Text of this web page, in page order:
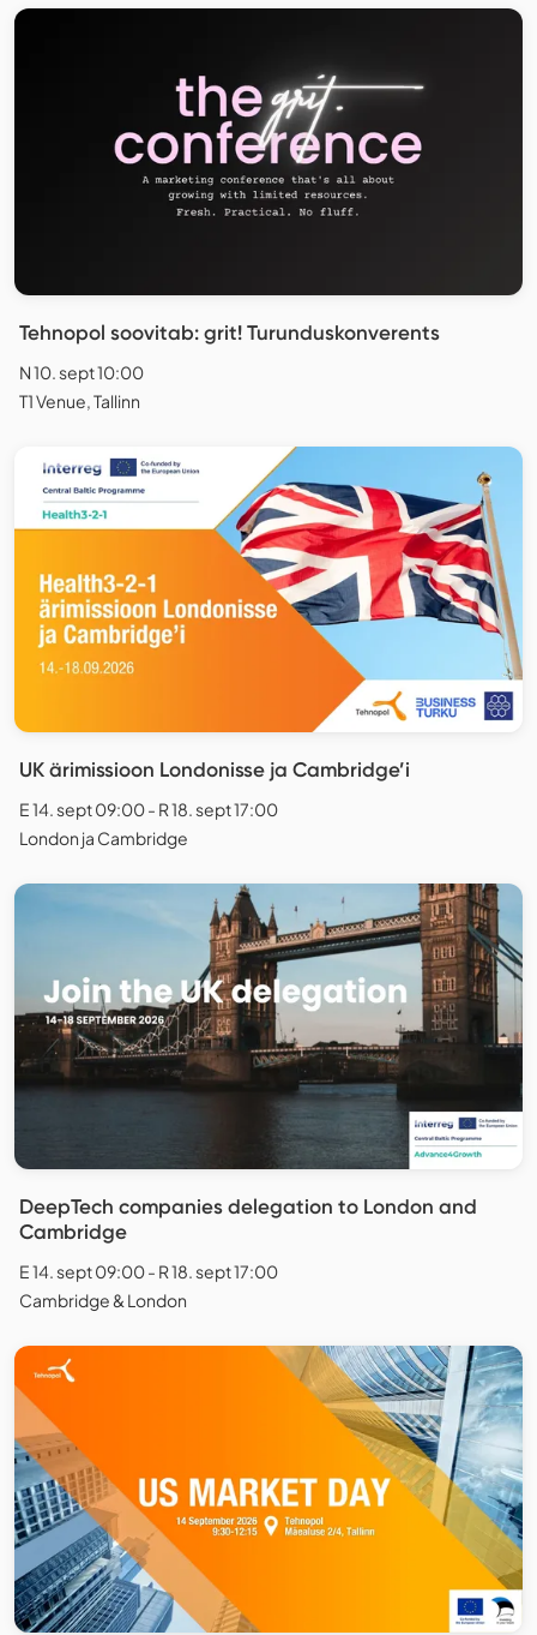
Tehnopol soovitab: grit! Turunduskonverents
N 10. sept 10:00
T1 Venue, Tallinn
UK ärimissioon Londonisse ja Cambridge’i
E 14. sept 09:00 - R 18. sept 17:00
London ja Cambridge
DeepTech companies delegation to London and
Cambridge
E 14. sept 09:00 - R 18. sept 17:00
Cambridge & London